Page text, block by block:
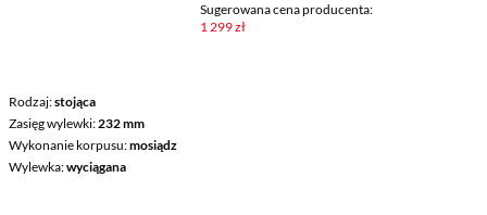
Rodzaj stojąca
Zasięg wylewki 232 mm
Wykonanie korpusu mosiądz
Wylewka wyciągana
Sugerowana cena producenta:
1 299 zł